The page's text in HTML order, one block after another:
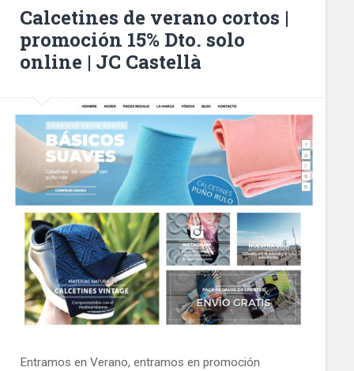
Calcetines de verano cortos |
promoción 15% Dto. solo
online | JC Castellà
Entramos en Verano, entramos en promoción